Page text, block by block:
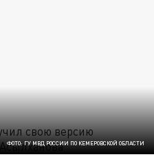
ФОТО: ГУ МВД РОССИИ ПО КЕМЕРОВСКОЙ ОБЛАСТИ